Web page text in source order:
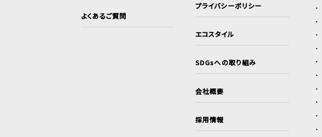
よくあるご質問
プライバシーポリシー
エコスタイル
SDGsへの取り組み
会社概要
採用情報